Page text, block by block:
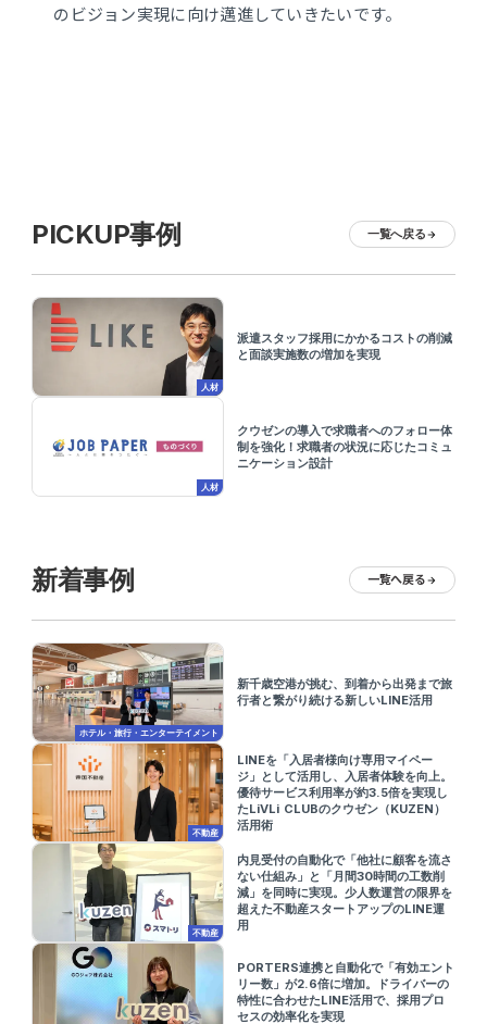
のビジョン実現に向け邁進していきたいです。
PICKUP事例 一覧へ戻る arrow_forward
人材
派遣スタッフ採用にかかるコストの削減
と面談実施数の増加を実現
人材
クウゼンの導入で求職者へのフォロー体
制を強化！求職者の状況に応じたコミュ
ニケーション設計
新着事例 一覧へ戻る arrow_forward
ホテル・旅行・エンターテイメント
新千歳空港が挑む、到着から出発まで旅
行者と繋がり続ける新しいLINE活用
不動産
LINEを「入居者様向け専用マイペー
ジ」として活用し、入居者体験を向上。
優待サービス利用率が約3.5倍を実現し
たLiVLi CLUBのクウゼン（KUZEN）
活用術
不動産
内見受付の自動化で「他社に顧客を流さ
ない仕組み」と「月間30時間の工数削
減」を同時に実現。少人数運営の限界を
超えた不動産スタートアップのLINE運
用
PORTERS連携と自動化で「有効エント
リー数」が2.6倍に増加。ドライバーの
特性に合わせたLINE活用で、採用プロ
セスの効率化を実現